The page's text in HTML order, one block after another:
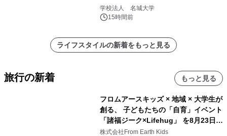
学校法人 名城大学
15時間前
ライフスタイルの新着をもっと見る
旅行の新着 もっと見る
フロムアースキッズ × 地域 × 大学生が
創る、 子どもたちの「自育」イベント
「諸福ジーク×Lifehug」 を8月23日
(日)開催
株式会社From Earth Kids